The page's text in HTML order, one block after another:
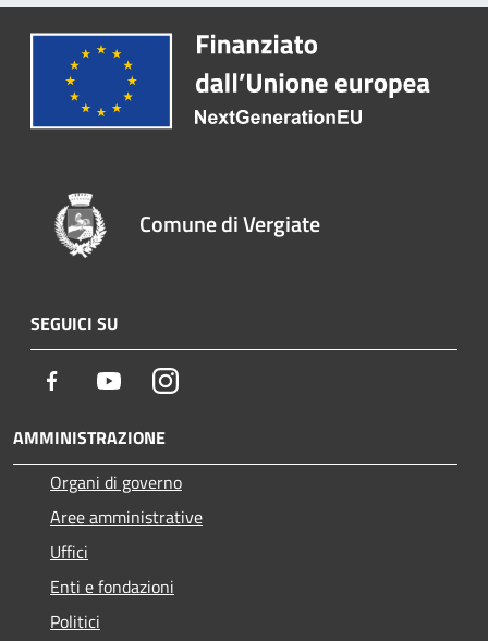
Comune di Vergiate
SEGUICI SU
Facebook YoutubeInstagram
AMMINISTRAZIONE
Organi di governo
Aree amministrative
Uffici
Enti e fondazioni
Politici